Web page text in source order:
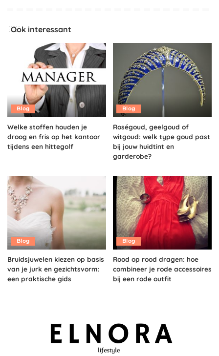
Ook interessant
Blog
Welke stoffen houden je
droog en fris op het kantoor
tijdens een hittegolf
Blog
Roségoud, geelgoud of
witgoud: welk type goud past
bij jouw huidtint en
garderobe?
Blog
Bruidsjuwelen kiezen op basis
van je jurk en gezichtsvorm:
een praktische gids
Blog
Rood op rood dragen: hoe
combineer je rode accessoires
bij een rode outfit